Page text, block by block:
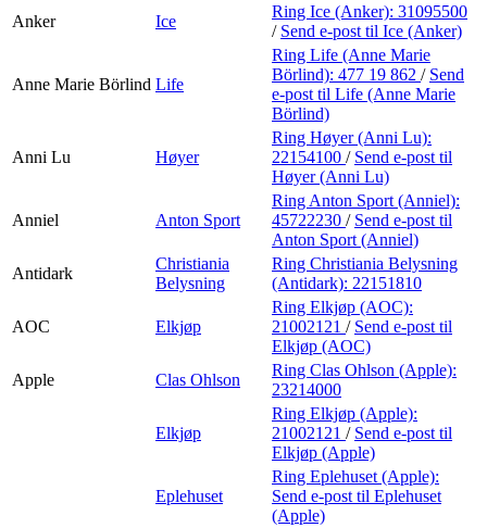
Anker
Ice
Ring Ice (Anker): 31095500
/ Send e-post til Ice (Anker)
Anne Marie Börlind Life
Ring Life (Anne Marie
Börlind): 477 19 862 / Send
e-post til Life (Anne Marie
Börlind)
Anni Lu Høyer
Ring Høyer (Anni Lu):
22154100 / Send e-post til
Høyer (Anni Lu)
Anniel Anton Sport
Ring Anton Sport (Anniel):
45722230 / Send e-post til
Anton Sport (Anniel)
Antidark
Christiania
Belysning
Ring Christiania Belysning
(Antidark): 22151810
AOC Elkjøp
Ring Elkjøp (AOC):
21002121 / Send e-post til
Elkjøp (AOC)
Apple
Clas Ohlson
Ring Clas Ohlson (Apple):
23214000
Elkjøp
Ring Elkjøp (Apple):
21002121 / Send e-post til
Elkjøp (Apple)
Eplehuset
Ring Eplehuset (Apple):
Send e-post til Eplehuset
(Apple)